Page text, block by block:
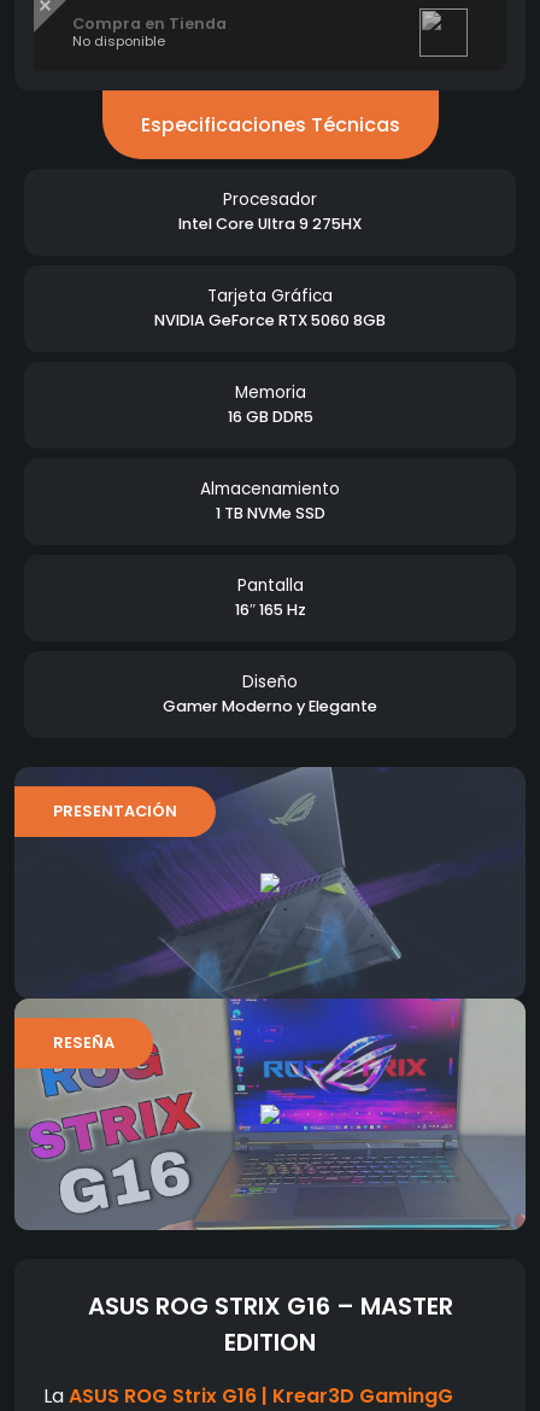
Compra en Tienda
No disponible
Especificaciones Técnicas
Procesador
Intel Core Ultra 9 275HX
Tarjeta Gráfica
NVIDIA GeForce RTX 5060 8GB
Memoria
16 GB DDR5
Almacenamiento
1 TB NVMe SSD
Pantalla
16″ 165 Hz
Diseño
Gamer Moderno y Elegante
PRESENTACIÓN
RESEÑA
ASUS ROG STRIX G16 – MASTER
EDITION
LaASUS ROG Strix G16 | Krear3D GamingG